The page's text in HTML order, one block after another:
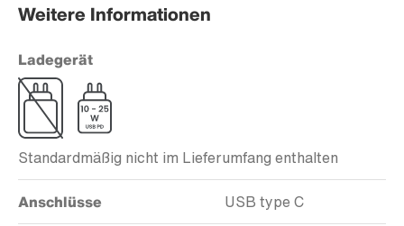
Weitere Informationen
Ladegerät
Standardmäßig nicht im Lieferumfang enthalten
Anschlüsse USB type C